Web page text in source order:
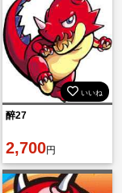
いいね
醉27
2,700円